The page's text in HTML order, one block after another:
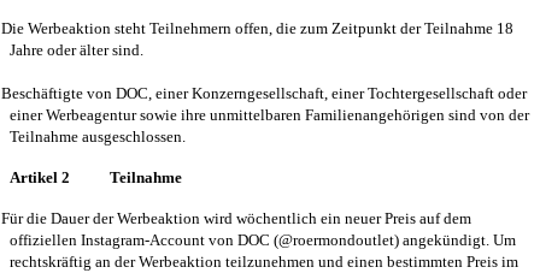
Die Werbeaktion steht Teilnehmern offen, die zum Zeitpunkt der Teilnahme 18
Jahre oder älter sind.
Beschäftigte von DOC, einer Konzerngesellschaft, einer Tochtergesellschaft oder
einer Werbeagentur sowie ihre unmittelbaren Familienangehörigen sind von der
Teilnahme ausgeschlossen.
Artikel 2 Teilnahme
Für die Dauer der Werbeaktion wird wöchentlich ein neuer Preis auf dem
offiziellen Instagram-Account von DOC (@roermondoutlet) angekündigt. Um
rechtskräftig an der Werbeaktion teilzunehmen und einen bestimmten Preis im